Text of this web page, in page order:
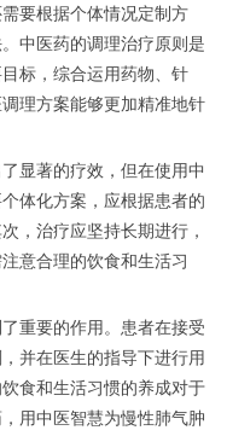
要根据个体情况定制方
中医药的调理治疗原则是
标，综合运用药物、针
理方案能够更加精准地针
显著的疗效，但在使用中
体化方案，应根据患者的
，治疗应坚持长期进行，
意合理的饮食和生活习
重要的作用。患者在接受
并在医生的指导下进行用
食和生活习惯的养成对于
用中医智慧为慢性肺气肿